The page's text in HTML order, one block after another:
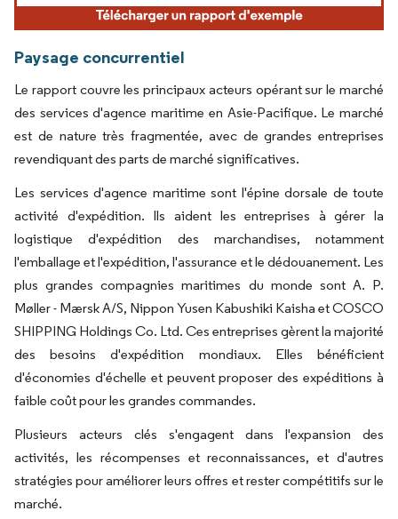
Paysage concurrentiel
Le rapport couvre les principaux acteurs opérant sur le marché
des services d'agence maritime en Asie-Pacifique. Le marché
est de nature très fragmentée, avec de grandes entreprises
revendiquant des parts de marché significatives.
Les services d'agence maritime sont l'épine dorsale de toute
activité d'expédition. Ils aident les entreprises à gérer la
logistique d'expédition des marchandises, notamment
l'emballage et l'expédition, l'assurance et le dédouanement. Les
plus grandes compagnies maritimes du monde sont A. P.
Møller - Mærsk A/S, Nippon Yusen Kabushiki Kaisha et COSCO
SHIPPING Holdings Co. Ltd. Ces entreprises gèrent la majorité
des besoins d'expédition mondiaux. Elles bénéficient
d'économies d'échelle et peuvent proposer des expéditions à
faible coût pour les grandes commandes.
Plusieurs acteurs clés s'engagent dans l'expansion des
activités, les récompenses et reconnaissances, et d'autres
stratégies pour améliorer leurs offres et rester compétitifs sur le
marché.